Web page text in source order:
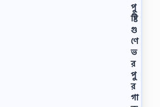
পু
ষ্টি
গু
ণে
ভ
র
পু
র
গা